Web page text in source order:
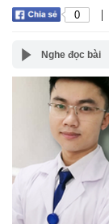
0 |
Nghe đọc bài